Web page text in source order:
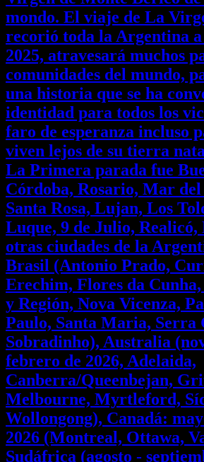
mondo. El viaje de La
recorió toda la Argentina
2025, atravesará muchos
comunidades del mundo,
una historia que se ha
identidad para todos los
faro de esperanza incluso
viven lejos de su tierra
La Primera parada fue
Córdoba, Rosario, Mar
Santa Rosa, Lujan, Los
Luque, 9 de Julio,
otras ciudades de la
Brasil (Antonio Prado,
Erechim, Flores da Cunha,
y Región, Nova Vicenza,
Paulo, Santa Maria, Serra
Sobradinho), Australia
febrero de 2026, Adelaida,
Canberra/Queenbejan,
Melbourne, Myrtleford,
Wollongong), Canadá:
2026 (Montreal, Ottawa,
Sudáfrica (agosto -